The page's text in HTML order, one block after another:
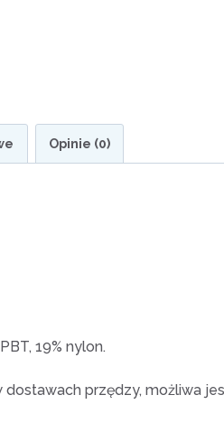
Opinie (0)
19% nylon.
przędzy, możliwa